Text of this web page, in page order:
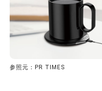
参照元：PR TIMES